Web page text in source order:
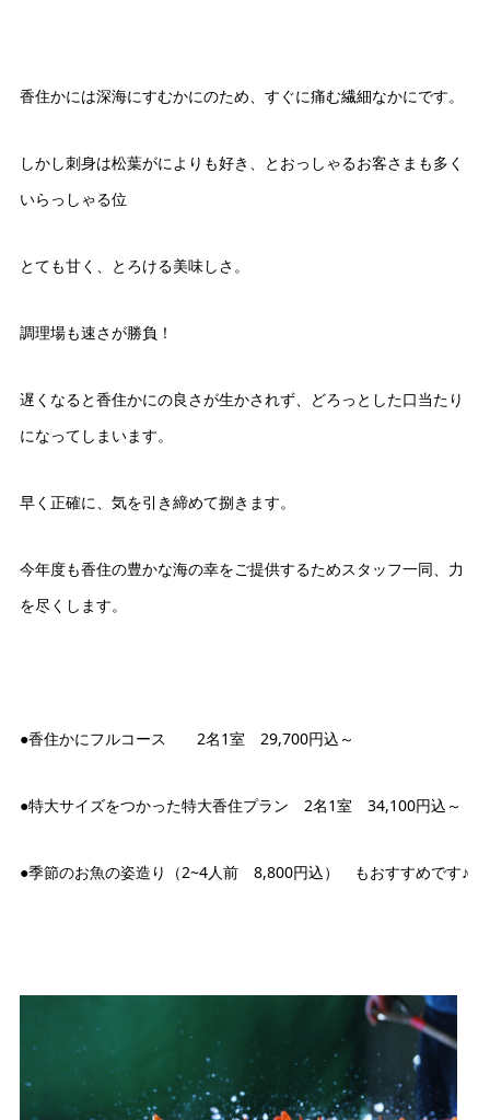
香住かには深海にすむかにのため、すぐに痛む繊細なかにです。
しかし刺身は松葉がによりも好き、とおっしゃるお客さまも多く
いらっしゃる位
とても甘く、とろける美味しさ。
調理場も速さが勝負！
遅くなると香住かにの良さが生かされず、どろっとした口当たり
になってしまいます。
早く正確に、気を引き締めて捌きます。
今年度も香住の豊かな海の幸をご提供するためスタッフ一同、力
を尽くします。
●香住かにフルコース 2名1室 29,700円込～
●特大サイズをつかった特大香住プラン 2名1室 34,100円込～
●季節のお魚の姿造り（2~4人前 8,800円込） もおすすめです♪